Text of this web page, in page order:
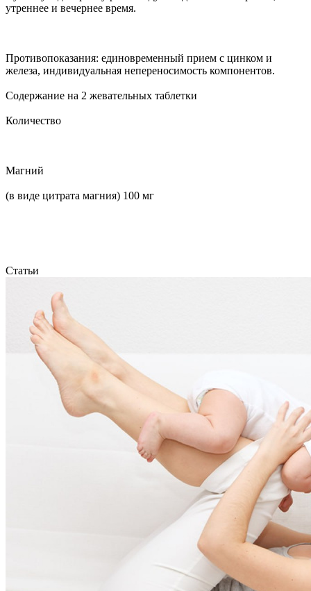
утреннее и вечернее время.
Противопоказания: единовременный прием с цинком и
железа, индивидуальная непереносимость компонентов.
Содержание на 2 жевательных таблетки
Количество
Магний
(в виде цитрата магния) 100 мг
Статьи